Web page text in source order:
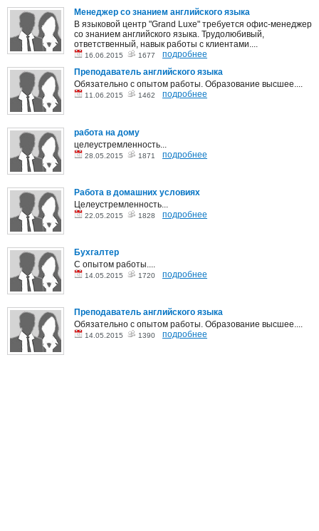
Менеджер со знанием английского языка
В языковой центр "Grand Luxe" требуется офис-менеджер
со знанием английского языка. Трудолюбивый,
ответственный, навык работы с клиентами....
16.06.2015 1677
подробнее
Преподаватель английского языка
Обязательно с опытом работы. Образование высшее....
11.06.2015 1462 подробнее
работа на дому
целеустремленность...
28.05.2015 1871 подробнее
Работа в домашних условиях
Целеустремленность...
22.05.2015 1828 подробнее
Бухгалтер
С опытом работы....
14.05.2015 1720 подробнее
Преподаватель английского языка
Обязательно с опытом работы. Образование высшее....
14.05.2015 1390 подробнее